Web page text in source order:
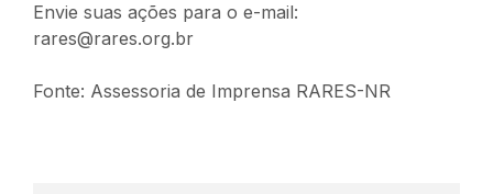
Envie suas ações para o e-mail:
rares@rares.org.br
Fonte: Assessoria de Imprensa RARES-NR